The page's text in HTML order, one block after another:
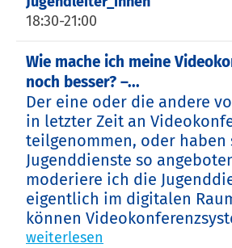
18:30-21:00
Wie mache ich meine
noch besser? –...
Der eine oder die andere
in letzter Zeit an
teilgenommen, oder haben
Jugenddienste so
moderiere ich die
eigentlich im digitalen
können
weiterlesen